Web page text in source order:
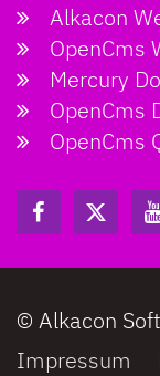
Alkacon
OpenCms
Mercury
OpenCms
OpenCms
© Alkacon
Impressum